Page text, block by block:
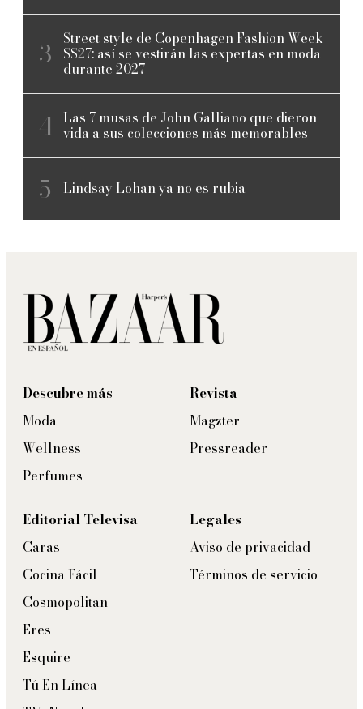
Street style de Copenhagen Fashion Week
SS27: así se vestirán las expertas en moda
durante 2027
Las 7 musas de John Galliano que dieron
vida a sus colecciones más memorables
Lindsay Lohan ya no es rubia
Descubre más
Moda
Wellness
Perfumes
Revista
Magzter
Pressreader
Editorial Televisa
Caras
Cocina Fácil
Cosmopolitan
Eres
Esquire
Tú En Línea
Legales
Aviso de privacidad
Términos de servicio